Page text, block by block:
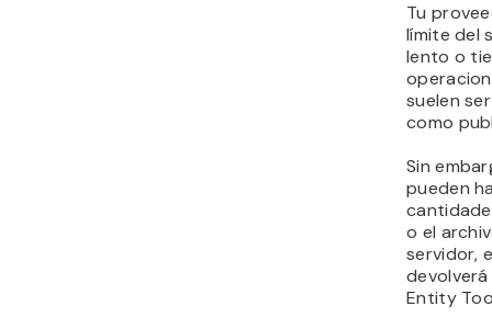
Tu
límite del
lento o
suelen
como
Sin
pueden
o el
servidor,
devolverá
Entity